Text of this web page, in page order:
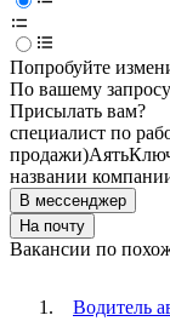
Попробуйте
По вашему
Присылать вам?
специалист по
продажи)Аять
названии
В мессенджер
На почту
Вакансии по
Водитель